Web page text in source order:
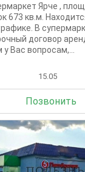
Ярче ,
673 кв.м.
В
договор
Вас вопросам,...
15.05
Позвонить